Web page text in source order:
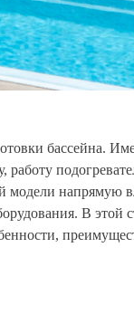
бассейна.
модели напрямую
В этой